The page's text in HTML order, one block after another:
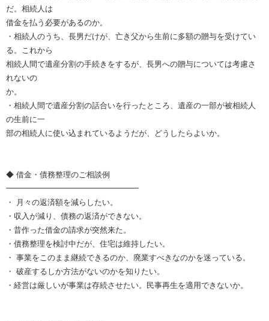
だ。相続人は
借金を払う必要があるのか。
・相続人のうち、長男だけが、亡き父から生前に多額の贈与を受けてい
る。これから
相続人間で遺産分割の手続きをするが、長男への贈与については考慮さ
れないの
か。
・相続人間で遺産分割の話合いを行ったところ、遺産の一部が被相続人
の生前に一
部の相続人に使い込まれているようだが、どうしたらよいか。
◆ 借金・債務整理のご相談例
━━━━━━━━━━━━━━━━━
・ 月々の返済額を減らしたい。
・収入が減り、債務の返済ができない。
・昔作った借金の請求が突然来た。
・債務整理を検討中だが、住宅は維持したい。
・ 事業をこのまま継続できるのか、廃業すべきなのかを迷っている。
・ 破産するしか方法がないのかを知りたい。
・経営は厳しいが事業は存続させたい。民事再生を適用できないか。